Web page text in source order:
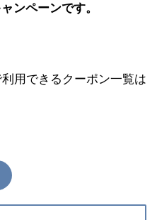
ンペーンです。
利用できるクーポン一覧は